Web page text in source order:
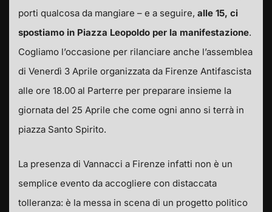
porti qualcosa da mangiare – e a seguire, alle 15, ci
spostiamo in Piazza Leopoldo per la manifestazione.
Cogliamo l’occasione per rilanciare anche l’assemblea
di Venerdì 3 Aprile organizzata da Firenze Antifascista
alle ore 18.00 al Parterre per preparare insieme la
giornata del 25 Aprile che come ogni anno si terrà in
piazza Santo Spirito.
La presenza di Vannacci a Firenze infatti non è un
semplice evento da accogliere con distaccata
tolleranza: è la messa in scena di un progetto politico